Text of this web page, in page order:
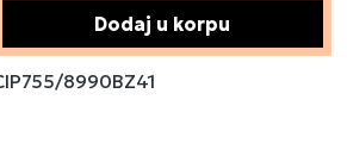
Unesite željenu
Dodaj u korpu
8990BZ41